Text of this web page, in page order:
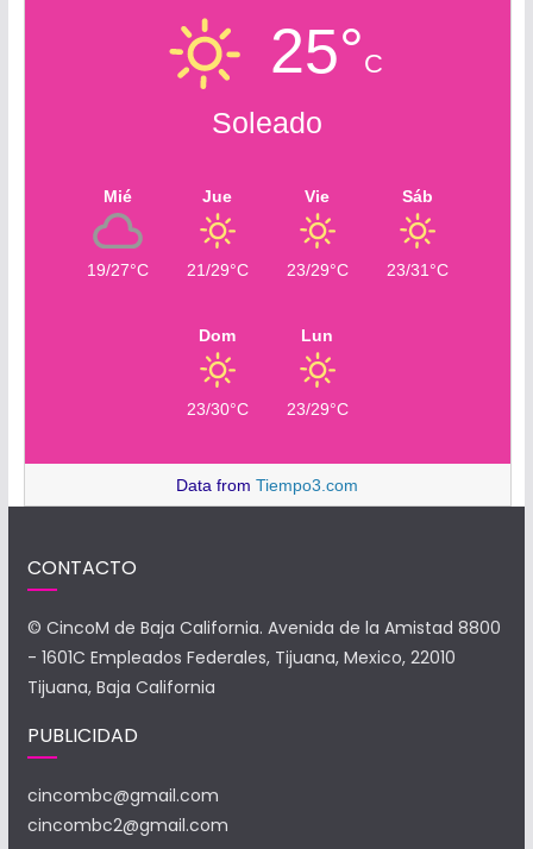
25°C
Soleado
Mié
19/27°C
Jue
21/29°C
Vie
23/29°C
Sáb
23/31°C
Dom
23/30°C
Lun
23/29°C
Data fromTiempo3.com
CONTACTO
© CincoM de Baja California. Avenida de la Amistad 8800
- 1601C Empleados Federales, Tijuana, Mexico, 22010
Tijuana, Baja California
PUBLICIDAD
cincombc@gmail.com
cincombc2@gmail.com